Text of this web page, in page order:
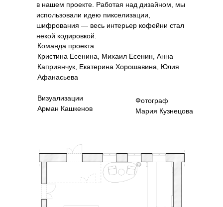
в нашем проекте. Работая над дизайном, мы
использовали идею пикселизации,
шифрования — весь интерьер кофейни стал
некой кодировкой.
Команда проекта
Кристина Есенина, Михаил Есенин, Анна
Каприянчук, Екатерина Хорошавина, Юлия
Афанасьева
Визуализации
Арман Кашкенов
Фотограф
Мария Кузнецова